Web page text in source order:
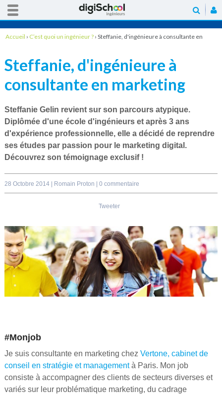
Accueil › C’est quoi un ingénieur ? › Steffanie, d'ingénieure à consultante en
Steffanie, d'ingénieure à
consultante en marketing
Steffanie Gelin revient sur son parcours atypique.
Diplômée d'une école d'ingénieurs et après 3 ans
d'expérience professionnelle, elle a décidé de reprendre
ses études par passion pour le marketing digital.
Découvrez son témoignage exclusif !
28 Octobre 2014 | Romain Proton 0 commentaire
Tweeter
#Monjob
Je suis consultante en marketing chez Vertone, cabinet de
conseil en stratégie et managementà Paris. Mon job
consiste à accompagner des clients de secteurs diverses et
variés sur leur problématique marketing, du cadrage